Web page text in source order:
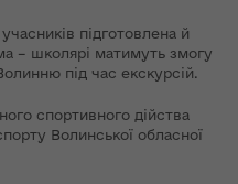
підготовлена й
– школярі матимуть змогу
під час екскурсій.
спортивного дійства
Волинської обласної